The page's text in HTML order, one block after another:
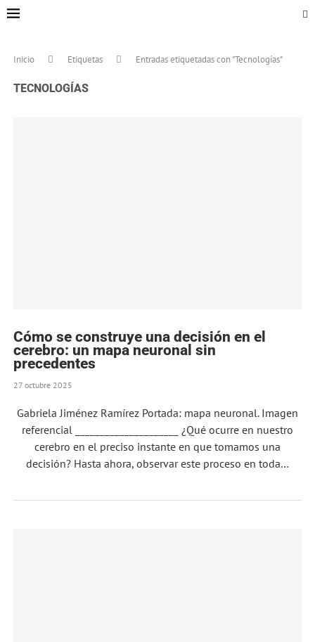
Inicio Etiquetas Entradas etiquetadas con "Tecnologías"
TECNOLOGÍAS
Cómo se construye una decisión en el
cerebro: un mapa neuronal sin
precedentes
27 octubre 2025
Gabriela Jiménez Ramírez Portada: mapa neuronal. Imagen
referencial _____________________ ¿Qué ocurre en nuestro
cerebro en el preciso instante en que tomamos una
decisión? Hasta ahora, observar este proceso en toda…